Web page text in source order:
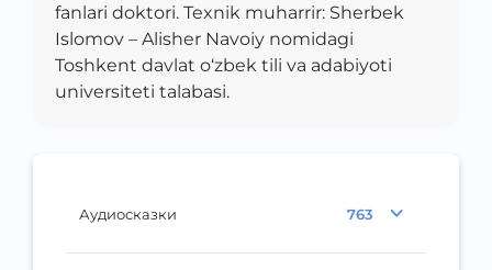
Аудиосказки 763
fanlari doktori. Texnik muharrir: Sherbek
Islomov – Alisher Navoiy nomidagi
Toshkent davlat o‘zbek tili va adabiyoti
universiteti talabasi.